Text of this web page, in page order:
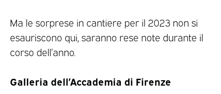
Ma le sorprese in cantiere per il 2023 non si
esauriscono qui, saranno rese note durante il
corso dell’anno.
Galleria dell’Accademia di Firenze